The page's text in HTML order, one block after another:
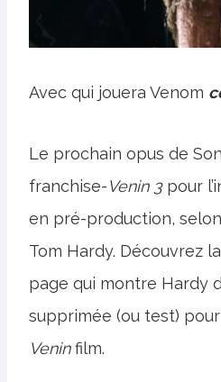
Avec qui jouera Venom
Le prochain opus de
franchise-Venin 3pour
en pré-production,
Tom Hardy. Découvrez
page qui montre Hardy
supprimée (ou test)
Veninfilm.